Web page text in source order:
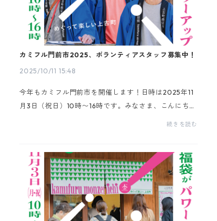
カミフル門前市2025、ボランティアスタッフ募集中！
2025/10/11 15:48
今年もカミフル門前市を開催します！日時は2025年11
月3日（祝日）10時〜16時です。みなさま、こんにち
は。最近、一気に肌寒くなりましたね。さて、先日お
続きを読む